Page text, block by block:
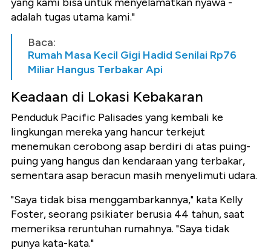
adalah tugas utama kami."
Baca:
Rumah Masa Kecil Gigi Hadid Senilai Rp76
Miliar Hangus Terbakar Api
Keadaan di Lokasi Kebakaran
Penduduk Pacific Palisades yang kembali ke
lingkungan mereka yang hancur terkejut
menemukan cerobong asap berdiri di atas puing-
puing yang hangus dan kendaraan yang terbakar,
sementara asap beracun masih menyelimuti udara.
"Saya tidak bisa menggambarkannya," kata Kelly
Foster, seorang psikiater berusia 44 tahun, saat
memeriksa reruntuhan rumahnya. "Saya tidak
punya kata-kata."